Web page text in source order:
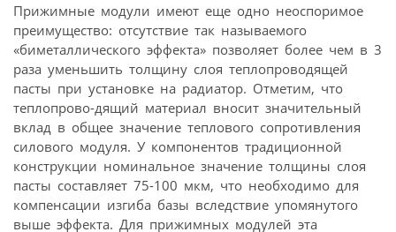
Прижимные модули имеют еще одно неоспоримое
преимущество: отсутствие так называемого
«биметаллического эффекта» позволяет более чем в 3
раза уменьшить толщину слоя теплопроводящей
пасты при установке на радиатор. Отметим, что
теплопрово-дящий материал вносит значительный
вклад в общее значение теплового сопротивления
силового модуля. У компонентов традиционной
конструкции номинальное значение толщины слоя
пасты составляет 75-100 мкм, что необходимо для
компенсации изгиба базы вследствие упомянутого
выше эффекта. Для прижимных модулей эта